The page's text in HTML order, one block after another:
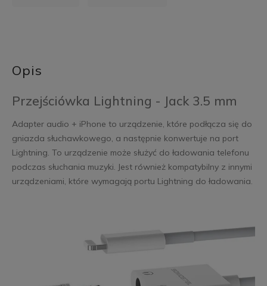
Opis
Przejściówka Lightning - Jack 3.5 mm
Adapter audio + iPhone to urządzenie, które podłącza się do
gniazda słuchawkowego, a następnie konwertuje na port
Lightning. To urządzenie może służyć do ładowania telefonu
podczas słuchania muzyki. Jest również kompatybilny z innymi
urządzeniami, które wymagają portu Lightning do ładowania.